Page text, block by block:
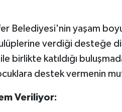
Belediyesi'nin yaşam
verdiği desteğe
birlikte katıldığı
destek vermenin
Veriliyor: